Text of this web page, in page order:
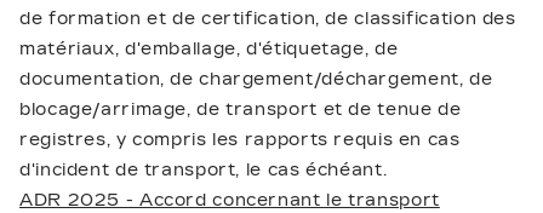
de formation et de certification, de classification des
matériaux, d'emballage, d'étiquetage, de
documentation, de chargement/déchargement, de
blocage/arrimage, de transport et de tenue de
registres, y compris les rapports requis en cas
d'incident de transport, le cas échéant.
ADR 2025 - Accord concernant le transport